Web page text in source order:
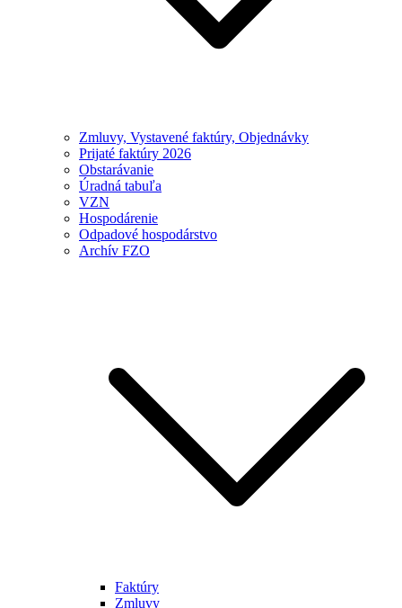
Zmluvy, Vystavené faktúry, Objednávky
Prijaté faktúry 2026
Obstarávanie
Úradná tabuľa
VZN
Hospodárenie
Odpadové hospodárstvo
Archív FZO
Faktúry
Zmluvy